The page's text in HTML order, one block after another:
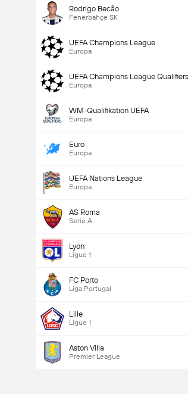
Rodrigo Becão
Fenerbahçe SK
UEFA Champions League
Europa
UEFA Champions League Qualifiers
Europa
WM-Qualifikation UEFA
Europa
Euro
Europa
UEFA Nations League
Europa
AS Roma
Serie A
Lyon
Ligue 1
FC Porto
Liga Portugal
Lille
Ligue 1
Aston Villa
Premier League